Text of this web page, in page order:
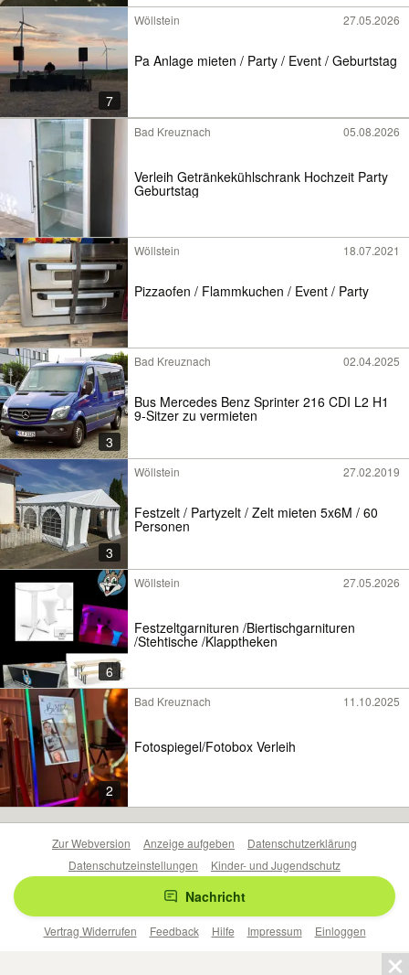
7
Wöllstein 27.05.2026
Pa Anlage mieten / Party / Event / Geburtstag
Bad Kreuznach 05.08.2026
Verleih Getränkekühlschrank Hochzeit Party
Geburtstag
Wöllstein 18.07.2021
Pizzaofen / Flammkuchen / Event / Party
3
Bad Kreuznach 02.04.2025
Bus Mercedes Benz Sprinter 216 CDI L2 H1
9-Sitzer zu vermieten
3
Wöllstein 27.02.2019
Festzelt / Partyzelt / Zelt mieten 5x6M / 60
Personen
6
Wöllstein 27.05.2026
Festzeltgarnituren /Biertischgarnituren
/Stehtische /Klapptheken
2
Bad Kreuznach 11.10.2025
Fotospiegel/Fotobox Verleih
Nachricht
Zur Webversion Anzeige aufgeben
Datenschutzerklärung
Datenschutzeinstellungen
Kinder- und Jugendschutz
Barrierefreiheitserklärung
Vertrag Widerrufen
Feedback Hilfe Impressum Einloggen